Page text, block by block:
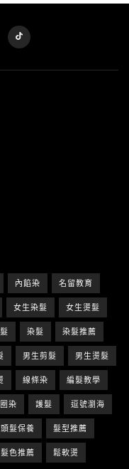
內餡染 名留教育
女生染髮 女生燙髮
染髮 染髮推薦
男生剪髮 男生燙髮
線條染 編髮教學
染 護髮 逗號瀏海
頭髮保養 髮型推薦
髮色推薦 鬆軟燙